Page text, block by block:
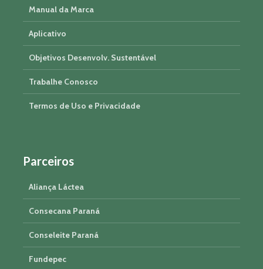
Manual da Marca
Aplicativo
Objetivos Desenvolv. Sustentável
Trabalhe Conosco
Termos de Uso e Privacidade
Parceiros
Aliança Láctea
Consecana Paraná
Conseleite Paraná
Fundepec